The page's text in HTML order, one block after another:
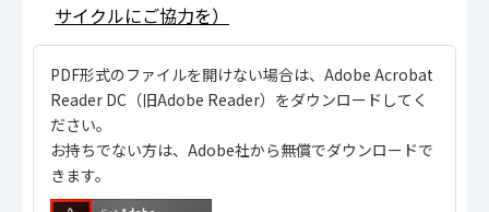
サイクルにご協力を）
PDF形式のファイルを開けない場合は、Adobe Acrobat
Reader DC（旧Adobe Reader）をダウンロードしてく
ださい。
お持ちでない方は、Adobe社から無償でダウンロードで
きます。